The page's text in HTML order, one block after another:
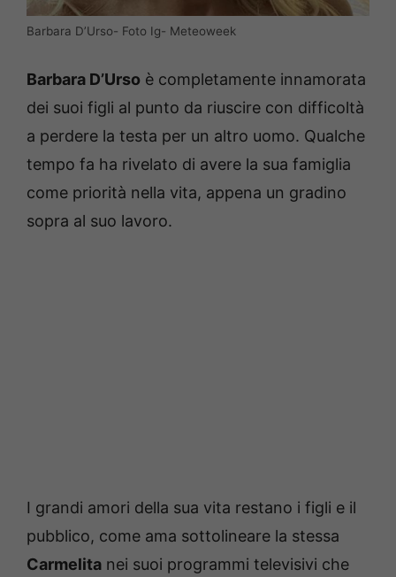
Barbara D’Urso- Foto Ig- Meteoweek
Barbara D’Urso è completamente innamorata
dei suoi figli al punto da riuscire con difficoltà
a perdere la testa per un altro uomo. Qualche
tempo fa ha rivelato di avere la sua famiglia
come priorità nella vita, appena un gradino
sopra al suo lavoro.
I grandi amori della sua vita restano i figli e il
pubblico, come ama sottolineare la stessa
Carmelita nei suoi programmi televisivi che